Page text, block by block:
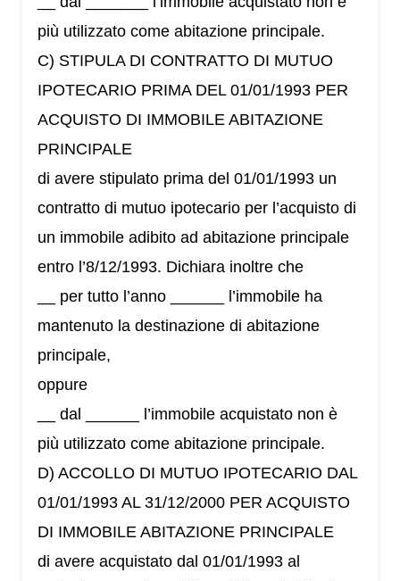
più utilizzato come abitazione principale.
C) STIPULA DI CONTRATTO DI MUTUO
IPOTECARIO PRIMA DEL 01/01/1993 PER
ACQUISTO DI IMMOBILE ABITAZIONE
PRINCIPALE
di avere stipulato prima del 01/01/1993 un
contratto di mutuo ipotecario per l’acquisto di
un immobile adibito ad abitazione principale
entro l’8/12/1993. Dichiara inoltre che
__ per tutto l’anno ______ l’immobile ha
mantenuto la destinazione di abitazione
principale,
oppure
__ dal ______ l’immobile acquistato non è
più utilizzato come abitazione principale.
D) ACCOLLO DI MUTUO IPOTECARIO DAL
01/01/1993 AL 31/12/2000 PER ACQUISTO
DI IMMOBILE ABITAZIONE PRINCIPALE
di avere acquistato dal 01/01/1993 al